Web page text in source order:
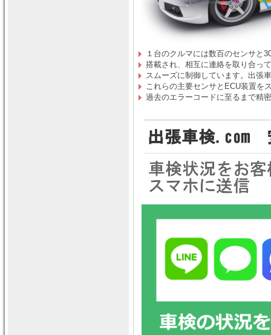
１台のクルマには数百のセンサと
搭載され、相互に連絡を取り合っ
スムーズに制御しています。出張
これらの主要センサとECU装置を
過去のエラーコードに至るまで精